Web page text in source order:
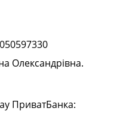
Олександрівна.
ПриватБанка: